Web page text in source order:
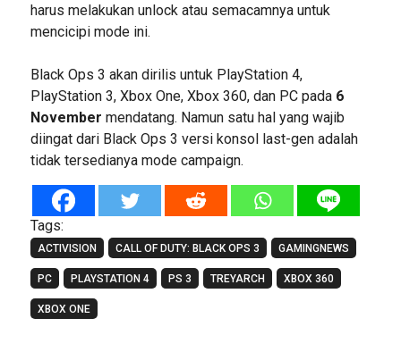
harus melakukan unlock atau semacamnya untuk
mencicipi mode ini.
Black Ops 3 akan dirilis untuk PlayStation 4,
PlayStation 3, Xbox One, Xbox 360, dan PC pada6
November mendatang. Namun satu hal yang wajib
diingat dari Black Ops 3 versi konsol last-gen adalah
tidak tersedianya mode campaign.
Tags:
ACTIVISION CALL OF DUTY: BLACK OPS 3 GAMINGNEWS
PC PLAYSTATION 4 PS 3 TREYARCH XBOX 360
XBOX ONE